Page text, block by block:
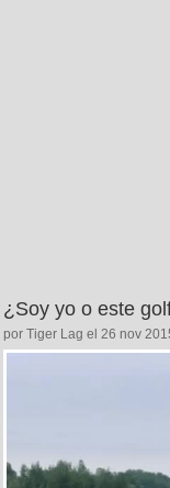
¿Soy yo o este
por Tiger Lag el 26 nov